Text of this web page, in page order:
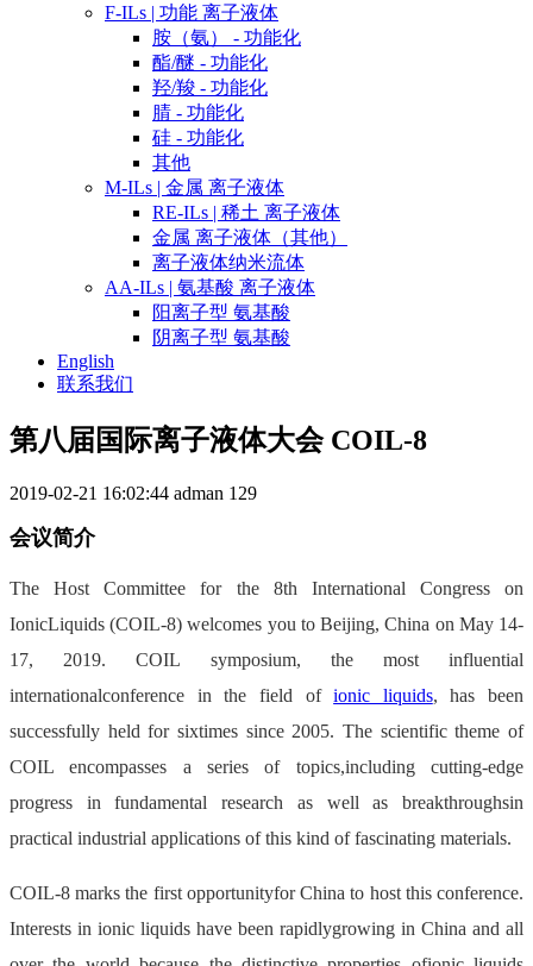
F-ILs | 功能 离子液体
胺（氨） - 功能化
酯/醚 - 功能化
羟/羧 - 功能化
腈 - 功能化
硅 - 功能化
其他
M-ILs | 金属 离子液体
RE-ILs | 稀土 离子液体
金属 离子液体（其他）
离子液体纳米流体
AA-ILs | 氨基酸 离子液体
阳离子型 氨基酸
阴离子型 氨基酸
English
联系我们
第八届国际离子液体大会 COIL-8
2019-02-21 16:02:44 adman 129
会议简介
The Host Committee for the 8th International Congress on
IonicLiquids (COIL-8) welcomes you to Beijing, China on May 14-
17, 2019. COIL symposium, the most influential
internationalconference in the field ofionic liquids, has been
successfully held for sixtimes since 2005. The scientific theme of
COIL encompasses a series of topics,including cutting-edge
progress in fundamental research as well as breakthroughsin
practical industrial applications of this kind of fascinating materials.
COIL-8 marks the first opportunityfor China to host this conference.
Interests in ionic liquids have been rapidlygrowing in China and all